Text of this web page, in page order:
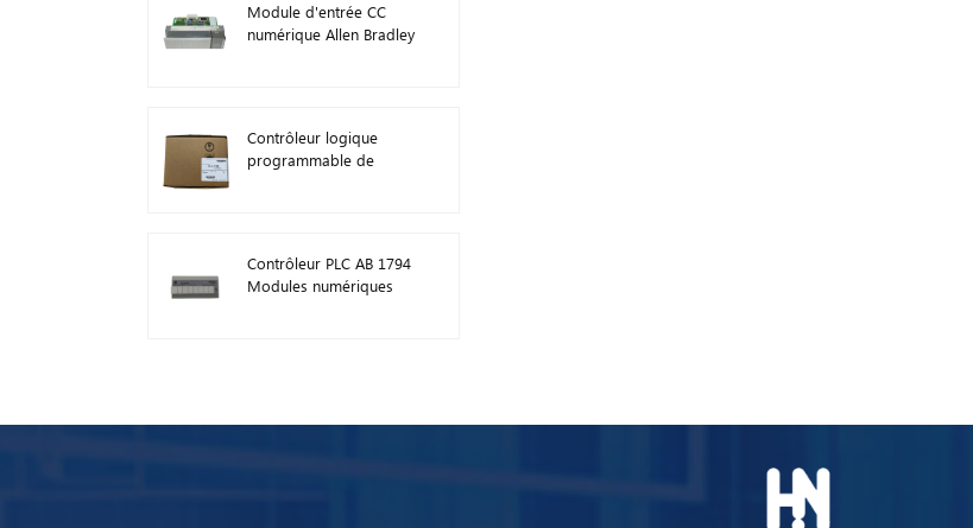
Module d'entrée CC
numérique Allen Bradley
Contrôleur logique
programmable de
Contrôleur PLC AB 1794
Modules numériques